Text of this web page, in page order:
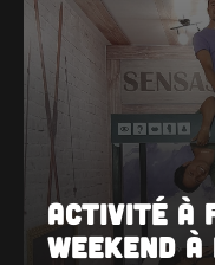
Activité à
weekend à